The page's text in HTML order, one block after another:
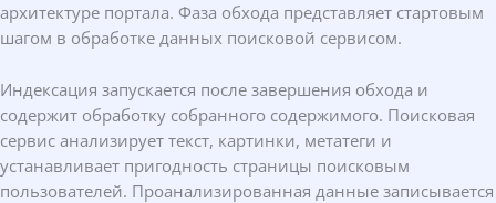
архитектуре портала. Фаза обхода представляет стартовым
шагом в обработке данных поисковой сервисом.
Индексация запускается после завершения обхода и
содержит обработку собранного содержимого. Поисковая
сервис анализирует текст, картинки, метатеги и
устанавливает пригодность страницы поисковым
пользователей. Проанализированная данные записывается